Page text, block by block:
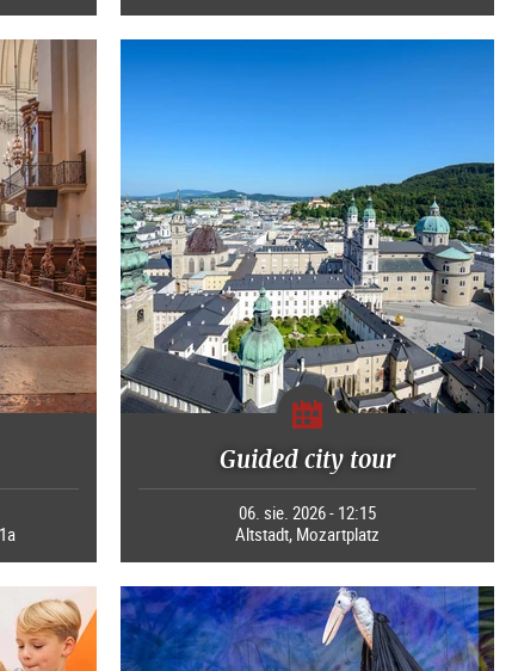
Guided city tour
06. sie. 2026 - 12:15
Altstadt, Mozartplatz